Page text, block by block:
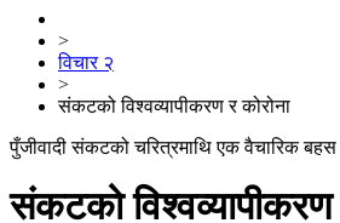
>
विचार २
>
संकटको विश्वव्यापीकरण र कोरोना
पुँजीवादी संकटको चरित्रमाथि एक वैचारिक बहस
संकटको विश्वव्यापीकरण